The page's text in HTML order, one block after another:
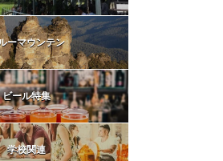
ーマウンテン
ビール特集
学校関連